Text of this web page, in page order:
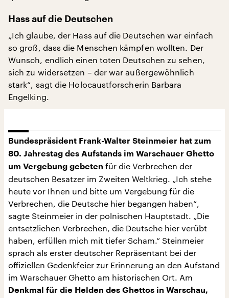
Hass auf die Deutschen
„Ich glaube, der Hass auf die Deutschen war einfach
so groß, dass die Menschen kämpfen wollten. Der
Wunsch, endlich einen toten Deutschen zu sehen,
sich zu widersetzen – der war außergewöhnlich
stark“, sagt die Holocaustforscherin Barbara
Engelking.
Bundespräsident Frank-Walter Steinmeier hat zum
80. Jahrestag des Aufstands im Warschauer Ghetto
um Vergebung gebeten für die Verbrechen der
deutschen Besatzer im Zweiten Weltkrieg. „Ich stehe
heute vor Ihnen und bitte um Vergebung für die
Verbrechen, die Deutsche hier begangen haben“,
sagte Steinmeier in der polnischen Hauptstadt. „Die
entsetzlichen Verbrechen, die Deutsche hier verübt
haben, erfüllen mich mit tiefer Scham.“ Steinmeier
sprach als erster deutscher Repräsentant bei der
offiziellen Gedenkfeier zur Erinnerung an den Aufstand
im Warschauer Ghetto am historischen Ort. Am
Denkmal für die Helden des Ghettos in Warschau,